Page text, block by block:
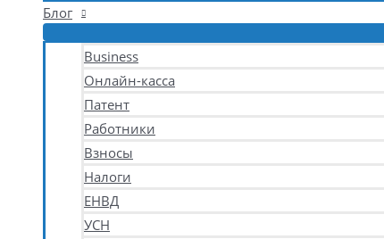
Блог
Business
Онлайн-касса
Патент
Работники
Взносы
Налоги
ЕНВД
УСН